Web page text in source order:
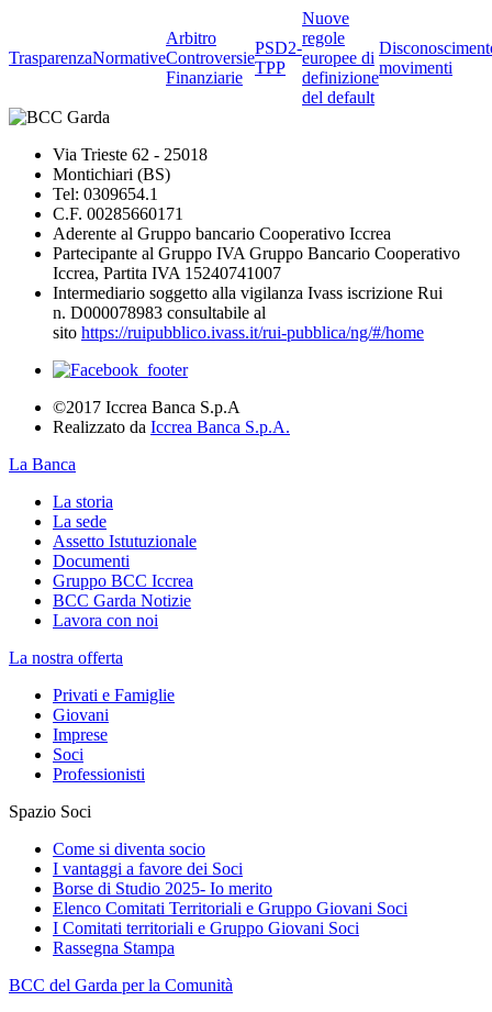
TrasparenzaNormative
Arbitro
Controversie
Finanziarie
PSD2-
TPP
Nuove
regole
europee di
definizione
del default
movimenti
Via Trieste 62 - 25018
Montichiari (BS)
Tel: 0309654.1
C.F. 00285660171
Aderente al Gruppo bancario Cooperativo Iccrea
Partecipante al Gruppo IVA Gruppo Bancario Cooperativo
Iccrea, Partita IVA 15240741007
Intermediario soggetto alla vigilanza Ivass iscrizione Rui
n. D000078983 consultabile al
sito https://ruipubblico.ivass.it/rui-pubblica/ng/#/home
©2017 Iccrea Banca S.p.A
Realizzato da Iccrea Banca S.p.A.
La Banca
La storia
La sede
Assetto Istutuzionale
Documenti
Gruppo BCC Iccrea
BCC Garda Notizie
Lavora con noi
La nostra offerta
Privati e Famiglie
Giovani
Imprese
Soci
Professionisti
Spazio Soci
Come si diventa socio
I vantaggi a favore dei Soci
Borse di Studio 2025- Io merito
Elenco Comitati Territoriali e Gruppo Giovani Soci
I Comitati territoriali e Gruppo Giovani Soci
Rassegna Stampa
BCC del Garda per la Comunità